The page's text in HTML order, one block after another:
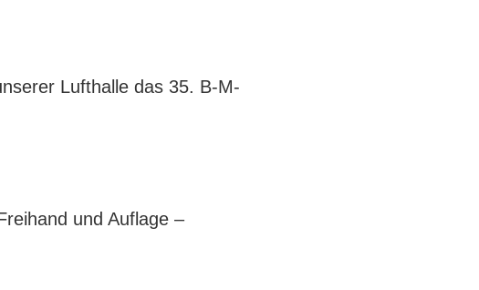
Lufthalle das 35. B-M-
und Auflage –